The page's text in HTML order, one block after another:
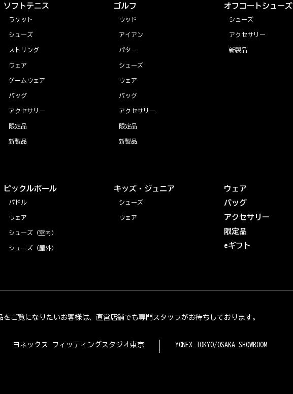
ソフトテニス
ラケット
シューズ
ストリング
ウェア
ゲームウェア
バッグ
アクセサリー
限定品
新製品
ゴルフ
ウッド
アイアン
パター
シューズ
ウェア
バッグ
アクセサリー
限定品
新製品
オフコートシューズ
シューズ
アクセサリー
新製品
ピックルボール
パドル
ウェア
シューズ（室内）
シューズ（屋外）
キッズ・ジュニア
シューズ
ウェア
ウェア
バッグ
アクセサリー
限定品
eギフト
をご覧になりたいお客様は、直営店舗でも専門スタッフがお待ちしております。
ヨネックス フィッティングスタジオ東京 YONEX TOKYO/OSAKA SHOWROOM